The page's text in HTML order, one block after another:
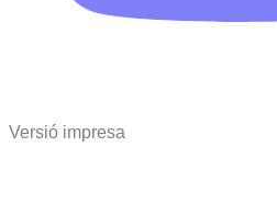
Versió impresa